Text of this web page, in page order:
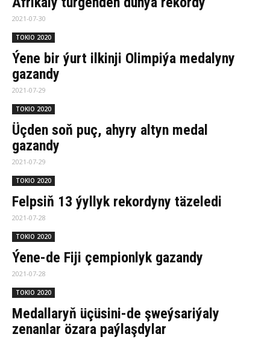
2021-07-30
TOKIO 2020
Ýene bir ýurt ilkinji Olimpiýa medalyny
gazandy
2021-07-29
TOKIO 2020
Üçden soň puç, ahyry altyn medal
gazandy
2021-07-29
TOKIO 2020
Felpsiň 13 ýyllyk rekordyny täzeledi
2021-07-28
TOKIO 2020
Ýene-de Fiji çempionlyk gazandy
2021-07-28
TOKIO 2020
Medallaryň üçüsini-de şweýsariýaly
zenanlar özara paýlaşdylar